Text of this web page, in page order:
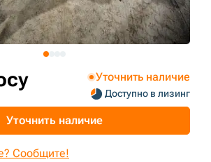
Уточнить наличие
Доступно в лизинг
Уточнить наличие
Сообщите!